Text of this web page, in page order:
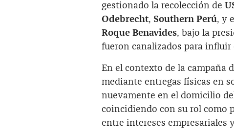
gestionado la recolección de
Odebrecht, Southern Perú, y
Roque Benavides, bajo la
fueron canalizados para
En el contexto de la campaña
mediante entregas físicas en
nuevamente en el domicilio
coincidiendo con su rol como
entre intereses empresariales